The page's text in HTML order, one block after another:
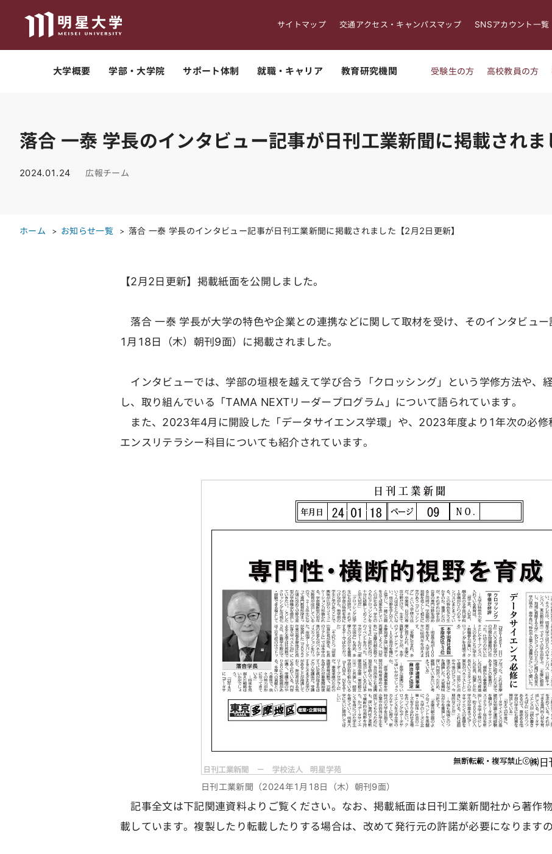
サイトマップ 交通アクセス・キャンパスマップ
SNSアカウント一覧
大学概要 学部・大学院 サポート体制 就職・キャリア 教育研究機関 受験生の方 高校教員の方
落合 一泰 学長のインタビュー記事が日刊工業新聞に掲載されま
2024.01.24 広報チーム
ホーム お知らせ一覧 落合 一泰 学長のインタビュー記事が日刊工業新聞に掲載されました【2月2日更新】
【2月2日更新】掲載紙面を公開しました。
落合 一泰 学長が大学の特色や企業との連携などに関して取材を受け、そのインタビュ
1月18日（木）朝刊9面）に掲載されました。
インタビューでは、学部の垣根を越えて学び合う「クロッシング」という学修方法や、
し、取り組んでいる「TAMA NEXTリーダープログラム」について語られています。
また、2023年4月に開設した「データサイエンス学環」や、2023年度より1年次の必修
エンスリテラシー科目についても紹介されています。
日刊工業新聞（2024年1月18日（木）朝刊9面）
記事全文は下記関連資料よりご覧ください。なお、掲載紙面は日刊工業新聞社から著作
載しています。複製したり転載したりする場合は、改めて発行元の許諾が必要になります